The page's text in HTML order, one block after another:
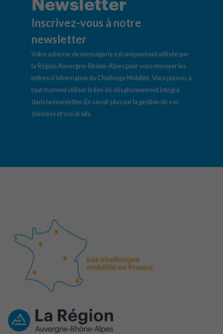
Inscrivez-vous à notre
newsletter
Votre adresse de messagerie est uniquement utilisée par
la Région Auvergne-Rhône-Alpes pour vous envoyer les
lettres d’information du Challenge Mobilité. Vous pouvez à
tout moment utiliser le lien de désabonnement intégré
dans la newsletter. En savoir plus sur la gestion de vos
données et vos droits